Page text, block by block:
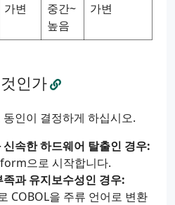
가변
중간~
높음
가변
인가
인이 결정하게 하십시오.
속한 하드웨어 탈출인 경우:
으로 시작합니다.
과 유지보수성인 경우:
COBOL을 주류 언어로 변환